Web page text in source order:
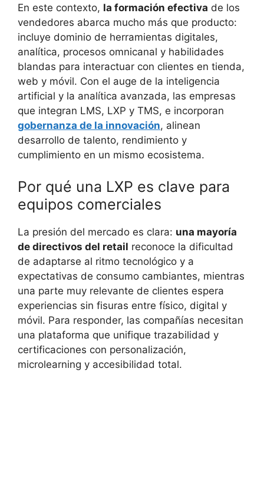
En este contexto, la formación efectiva de los
vendedores abarca mucho más que producto:
incluye dominio de herramientas digitales,
analítica, procesos omnicanal y habilidades
blandas para interactuar con clientes en tienda,
web y móvil. Con el auge de la inteligencia
artificial y la analítica avanzada, las empresas
que integran LMS, LXP y TMS, e incorporan
gobernanza de la innovación, alinean
desarrollo de talento, rendimiento y
cumplimiento en un mismo ecosistema.
Por qué una LXP es clave para
equipos comerciales
La presión del mercado es clara: una mayoría
de directivos del retail reconoce la dificultad
de adaptarse al ritmo tecnológico y a
expectativas de consumo cambiantes, mientras
una parte muy relevante de clientes espera
experiencias sin fisuras entre físico, digital y
móvil. Para responder, las compañías necesitan
una plataforma que unifique trazabilidad y
certificaciones con personalización,
microlearning y accesibilidad total.